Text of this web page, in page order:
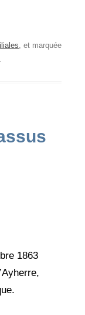
, et marquée
.
1863